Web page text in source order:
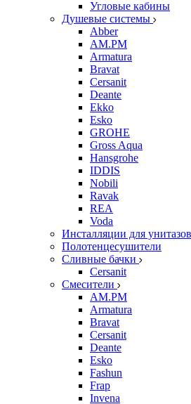
Угловые кабины
Душевые системы
Abber
AM.PM
Armatura
Bravat
Cersanit
Deante
Ekko
Esko
GROHE
Gross Aqua
Hansgrohe
IDDIS
Nobili
Ravak
REA
Voda
Инсталляции для унитазов
Полотенцесушители
Сливные бачки
Cersanit
Смесители
AM.PM
Armatura
Bravat
Cersanit
Deante
Esko
Fashun
Frap
Invena